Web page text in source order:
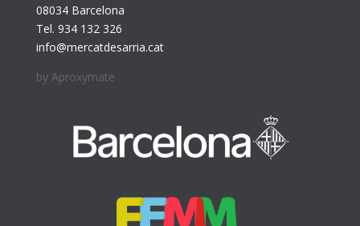
08034 Barcelona
Tel. 934 132 326
info@mercatdesarria.cat
by Aproxymate